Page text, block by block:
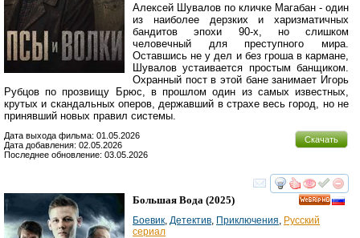
Алексей Шувалов по кличке Магабан - один
из наиболее дерзких и харизматичных
бандитов эпохи 90-х, но слишком
человечный для преступного мира.
Оставшись не у дел и без гроша в кармане,
Шувалов устаивается простым банщиком.
Охранный пост в этой бане занимает Игорь
Рубцов по прозвищу Брюс, в прошлом один из самых известных,
крутых и скандальных оперов, державший в страхе весь город, но не
принявший новых правил системы.
Скачать
Дата выхода фильма: 01.05.2026
Дата добавления: 02.05.2026
Последнее обновление: 03.05.2026
смотреть
Большая Вода (2025)
Боевик Детектив Приключения Русский
сериал